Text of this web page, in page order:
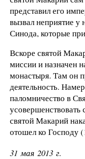
представил его
вызвал неприятие
Синода, которые
Вскоре святой
миссии и назначен
монастыря. Там он
деятельность.
паломничество в
усовершенствовать
святой Макарий
отошел ко Господу
31 мая 2013 г.